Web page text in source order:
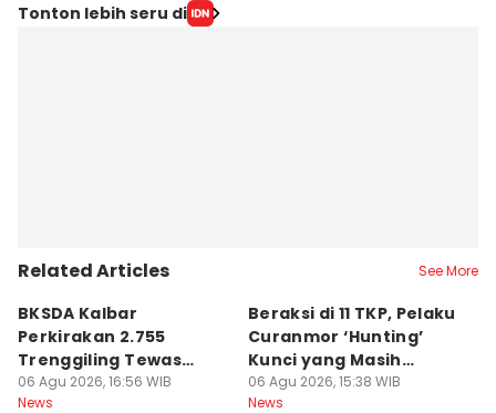
Tonton lebih seru di
Related Articles See More
BKSDA Kalbar
Perkirakan 2.755
Trenggiling Tewas
untuk Dapat 551 Kg Sisik
06 Agu 2026, 16:56 WIB
News
Beraksi di 11 TKP, Pelaku
Curanmor ‘Hunting’
Kunci yang Masih
Menempel
06 Agu 2026, 15:38 WIB
News